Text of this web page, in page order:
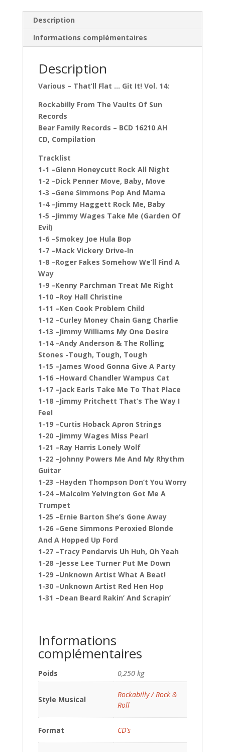
(
CD
Description
Informations complémentaires
Description
Various ‎– That’ll Flat … Git It! Vol. 14:
Rockabilly From The Vaults Of Sun
Records
Bear Family Records ‎– BCD 16210 AH
CD, Compilation
Tracklist
1-1 –Glenn Honeycutt Rock All Night
1-2 –Dick Penner Move, Baby, Move
1-3 –Gene Simmons Pop And Mama
1-4 –Jimmy Haggett Rock Me, Baby
1-5 –Jimmy Wages Take Me (Garden Of
Evil)
1-6 –Smokey Joe Hula Bop
1-7 –Mack Vickery Drive-In
1-8 –Roger Fakes Somehow We’ll Find A
Way
1-9 –Kenny Parchman Treat Me Right
1-10 –Roy Hall Christine
1-11 –Ken Cook Problem Child
1-12 –Curley Money Chain Gang Charlie
1-13 –Jimmy Williams My One Desire
1-14 –Andy Anderson & The Rolling
Stones -Tough, Tough, Tough
1-15 –James Wood Gonna Give A Party
1-16 –Howard Chandler Wampus Cat
1-17 –Jack Earls Take Me To That Place
1-18 –Jimmy Pritchett That’s The Way I
Feel
1-19 –Curtis Hoback Apron Strings
1-20 –Jimmy Wages Miss Pearl
1-21 –Ray Harris Lonely Wolf
1-22 –Johnny Powers Me And My Rhythm
Guitar
1-23 –Hayden Thompson Don’t You Worry
1-24 –Malcolm Yelvington Got Me A
Trumpet
1-25 –Ernie Barton She’s Gone Away
1-26 –Gene Simmons Peroxied Blonde
And A Hopped Up Ford
1-27 –Tracy Pendarvis Uh Huh, Oh Yeah
1-28 –Jesse Lee Turner Put Me Down
1-29 –Unknown Artist What A Beat!
1-30 –Unknown Artist Red Hen Hop
1-31 –Dean Beard Rakin’ And Scrapin’
Informations
complémentaires
Poids 0,250 kg
Style Musical
Rockabilly / Rock &
Roll
Format CD's